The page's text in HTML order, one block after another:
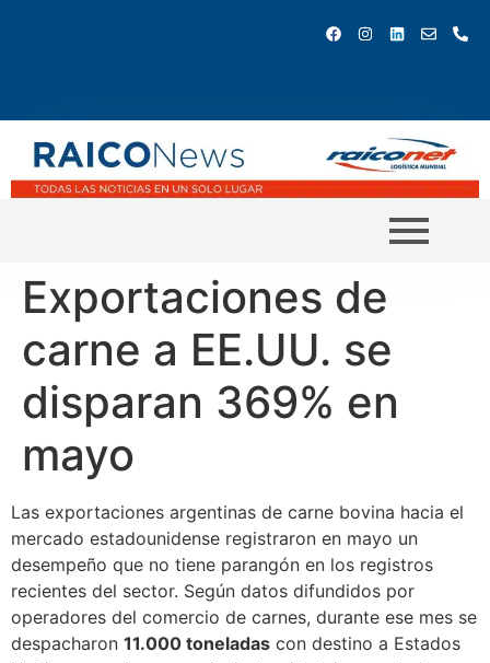
Exportaciones de
carne a EE.UU. se
disparan 369% en
mayo
Las exportaciones argentinas de carne bovina hacia el
mercado estadounidense registraron en mayo un
desempeño que no tiene parangón en los registros
recientes del sector. Según datos difundidos por
operadores del comercio de carnes, durante ese mes se
despacharon 11.000 toneladas con destino a Estados